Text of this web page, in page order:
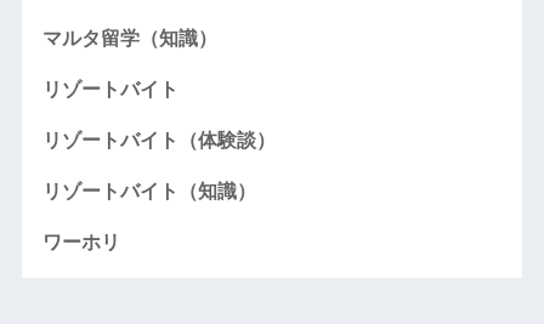
マルタ留学（知識）
リゾートバイト
リゾートバイト（体験談）
リゾートバイト（知識）
ワーホリ